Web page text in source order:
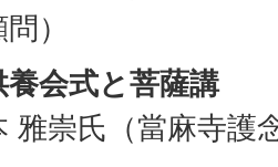
）
養会式と菩薩講
雅崇氏（當麻寺護